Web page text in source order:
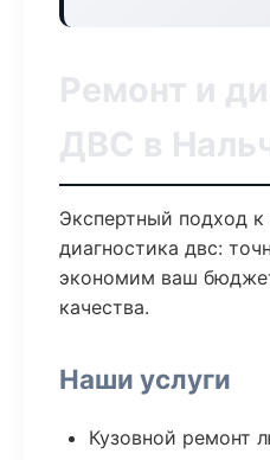
Ремонт и
ДВС в
Экспертный подход
диагностика двс:
экономим ваш
качества.
Наши услуги
Кузовной ремонт